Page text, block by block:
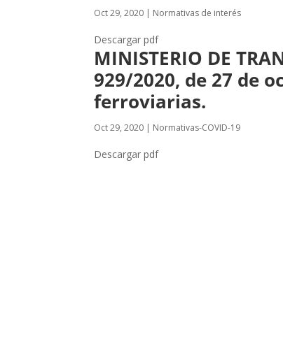
Oct 29, 2020 | Normativas de interés
Descargar pdf
MINISTERIO DE
929/2020, de 27 de
ferroviarias.
Oct 29, 2020 | Normativas-COVID-19
Descargar pdf